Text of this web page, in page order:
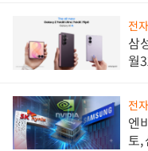
전
삼
월
전
엔
토,